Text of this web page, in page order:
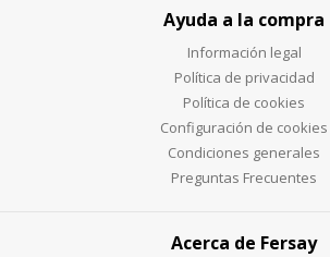
Ayuda a la compra
Información legal
Política de privacidad
Política de cookies
Configuración de cookies
Condiciones generales
Preguntas Frecuentes
Acerca de Fersay